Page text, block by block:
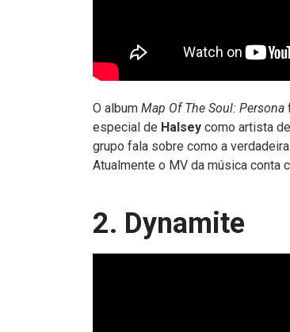
O album Map Of The Soul: Persona
especial de Halsey como artista
grupo fala sobre como a
Atualmente o MV da música conta
2. Dynamite